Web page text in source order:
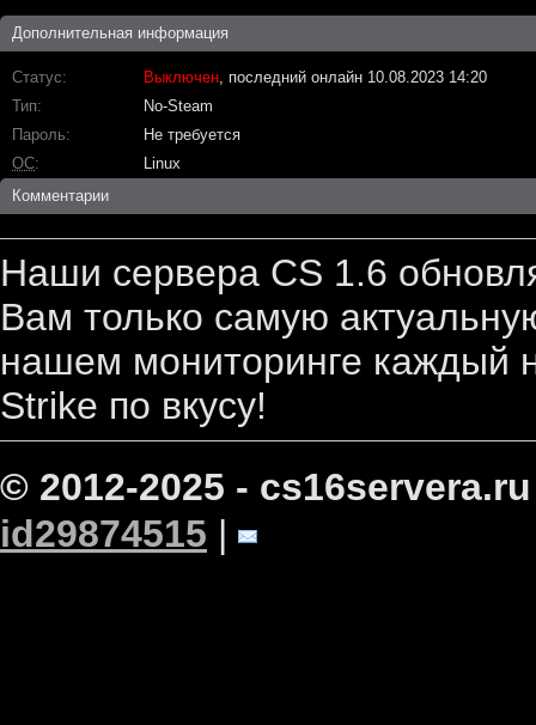
Дополнительная информация
Статус Выключен, последний онлайн 10.08.2023 14:20
Тип
No-Steam
Пароль
Не требуется
ОС
Linux
Комментарии
Наши сервера CS 1.6
Вам только самую
нашем мониторинге каждый
Strike по вкусу!
© 2012-2025 - cs16servera.ru
id29874515 |